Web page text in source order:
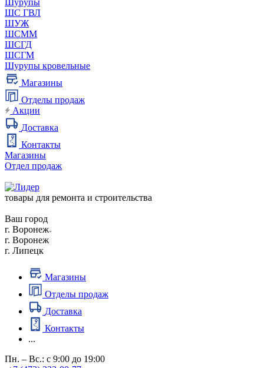
Шурупы
ШС ГВЛ
ШУЖ
ШСММ
ШСГД
ШСГМ
Шурупы кровельные
Магазины
Отделы продаж
Акции
Доставка
Контакты
Магазины
Отдел продаж
товары для ремонта и строительства
Ваш город
г. Воронеж
г. Воронеж
г. Липецк
Магазины
Отделы продаж
Доставка
Контакты
...
Пн. – Вс.: с 9:00 до 19:00